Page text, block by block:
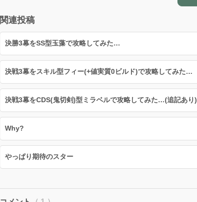
関連投稿
決勝3幕をSS型玉藻で攻略してみた…
決戦3幕をスキル型フィー(+値実質0ビルド)で攻略してみた…
決戦3幕をCDS(鬼切剣)型ミラベルで攻略してみた…(追記あり)
Why?
やっぱり期待のスター